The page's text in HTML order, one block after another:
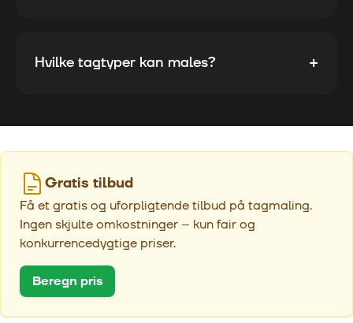
Hvilke tagtyper kan males? +
Gratis tilbud
Få et gratis og uforpligtende tilbud på tagmaling.
Ingen skjulte omkostninger – kun fair og
konkurrencedygtige priser.
Beregn pris